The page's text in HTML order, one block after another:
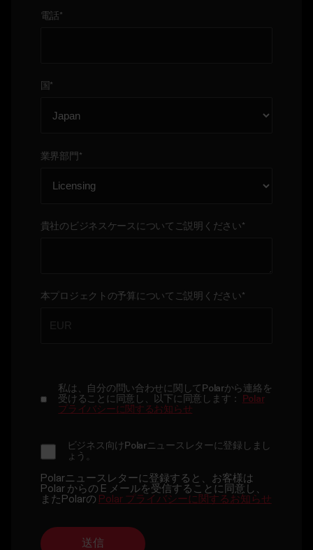
電話*
国 *
業界部門 *
貴社のビジネスケースについてご説明ください*
本プロジェクトの予算についてご説明ください*
私は、自分の問い合わせに関してPolarから連絡を
受けることに同意し、以下に同意します：
Polar
プライバシーに関するお知らせ
ビジネス向けPolarニュースレターに登録しまし
ょう。
Polarニュースレターに登録すると、お客様は
Polar からの E メールを受信することに同意し、
またPolarの Polar プライバシーに関するお知らせ